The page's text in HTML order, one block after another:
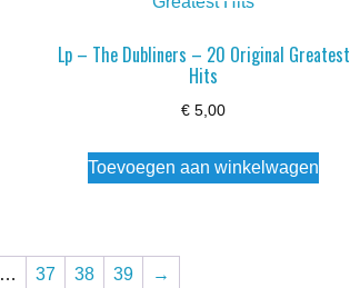
Lp – The Dubliners – 20 Original Greatest
Hits
€ 5,00
Toevoegen aan winkelwagen
… 37 38 39 →